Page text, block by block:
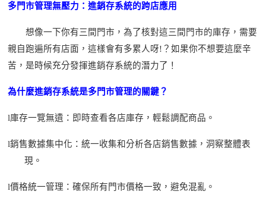
多門市管理無壓力：進銷存系統的跨店應用
想像一下你有三間門市， 為了核對這三 間 門市的庫存， 需要
親自跑遍所有店面，這樣會有多累人呀! ？如果你不想要這麼辛
苦 ，是時候充分發揮進銷存系統的潛力了！
為什麼進銷存系統是多門市管理的關鍵？
l庫存一覽無遺： 即時查看各店庫存，輕鬆調配商品。
l銷售數據集中化：統一收集和分析各店銷售數據，洞察整體表
現。
l價格統一管理：確保所有門市價格一致，避免混亂。